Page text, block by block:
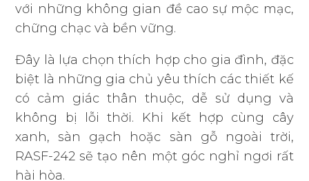
với những không gian đề cao sự mộc mạc,
chững chạc và bền vững.
Đây là lựa chọn thích hợp cho gia đình, đặc
biệt là những gia chủ yêu thích các thiết kế
có cảm giác thân thuộc, dễ sử dụng và
không bị lỗi thời. Khi kết hợp cùng cây
xanh, sàn gạch hoặc sàn gỗ ngoài trời,
RASF-242 sẽ tạo nên một góc nghỉ ngơi rất
hài hòa.